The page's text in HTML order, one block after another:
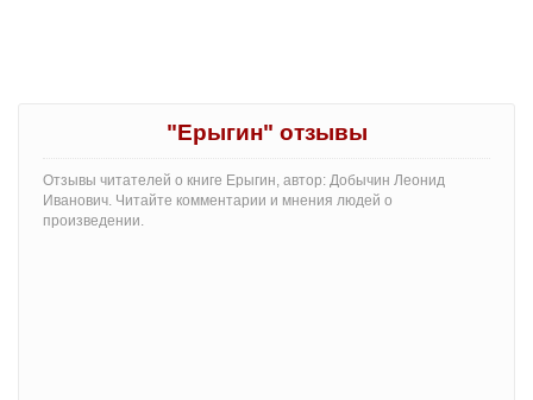
"Ерыгин" отзывы
Отзывы читателей о книге Ерыгин, автор: Добычин Леонид
Иванович. Читайте комментарии и мнения людей о
произведении.